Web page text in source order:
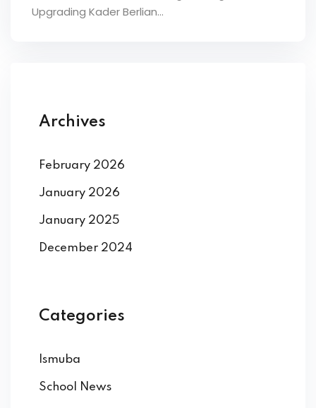
Upgrading Kader Berlian…
Archives
February 2026
January 2026
January 2025
December 2024
Categories
Ismuba
School News